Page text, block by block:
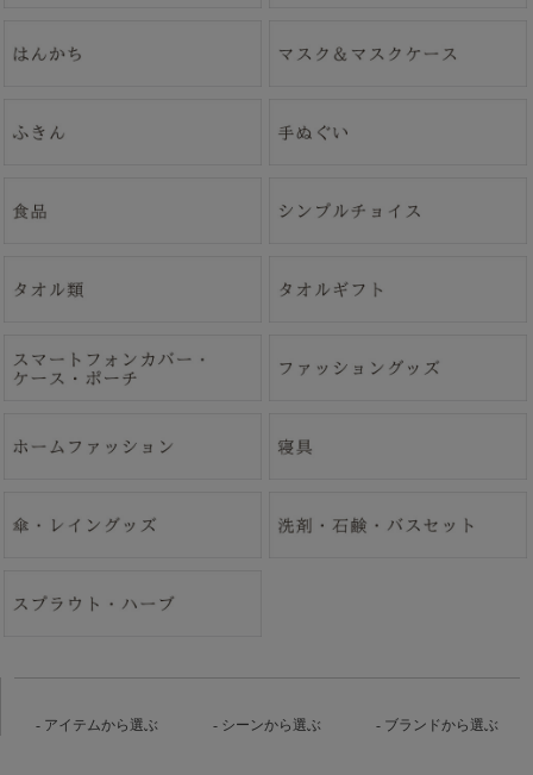
アイテムから選ぶ シーンから選ぶ ブランドから選ぶ